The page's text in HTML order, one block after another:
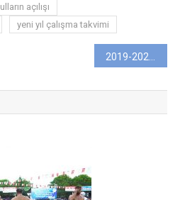
açılışı
yeni yıl çalışma takvimi